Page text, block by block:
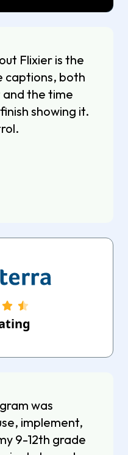
Flixier is the
captions, both
the time
showing it.
was
implement,
9-12th grade